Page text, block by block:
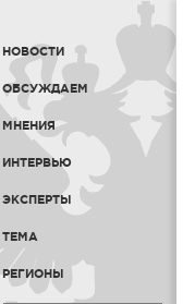
НОВОСТИ
ОБСУЖДАЕМ
МНЕНИЯ
ИНТЕРВЬЮ
ЭКСПЕРТЫ
ТЕМА
РЕГИОНЫ